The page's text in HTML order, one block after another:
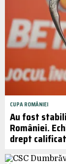
CUPA ROMÂNIEI
Au fost
României.
drept